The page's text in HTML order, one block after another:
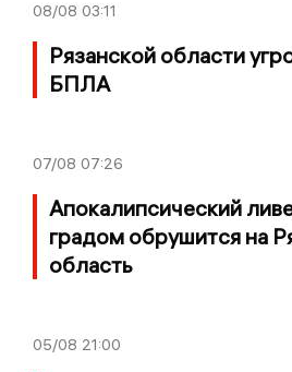
08/08 03:11
Рязанской области
БПЛА
07/08 07:26
Апокалипсический
градом обрушится на
область
05/08 21:00